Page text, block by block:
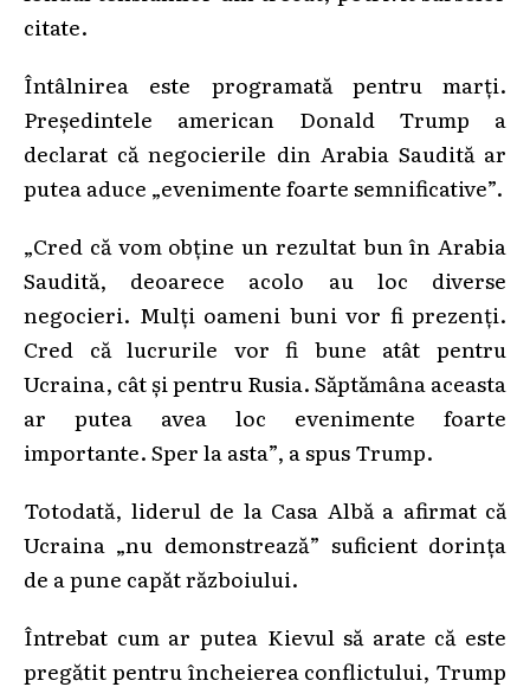
citate.
Întâlnirea este programată pentru marți.
Președintele american Donald Trump a
declarat că negocierile din Arabia Saudită ar
putea aduce „evenimente foarte semnificative”.
„Cred că vom obține un rezultat bun în Arabia
Saudită, deoarece acolo au loc diverse
negocieri. Mulți oameni buni vor fi prezenți.
Cred că lucrurile vor fi bune atât pentru
Ucraina, cât și pentru Rusia. Săptămâna aceasta
ar putea avea loc evenimente foarte
importante. Sper la asta”, a spus Trump.
Totodată, liderul de la Casa Albă a afirmat că
Ucraina „nu demonstrează” suficient dorința
de a pune capăt războiului.
Întrebat cum ar putea Kievul să arate că este
pregătit pentru încheierea conflictului, Trump